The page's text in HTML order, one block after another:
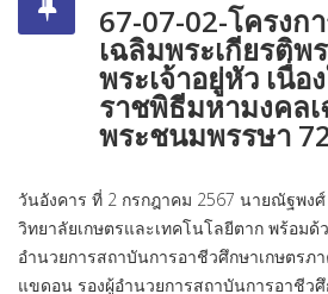
67-07-02-โครงก
เฉลิมพระเกียรติพ
พระเจ้าอยู่หัว เนื่อ
ราชพิธีมหามงคล
พระชนมพรรษา
วันอังคาร ที่ 2 กรกฎาคม 2567 นายณัฐพง
วิทยาลัยเกษตรและเทคโนโลยีตาก พร้อมด้
อำนวยการสถาบันการอาชีวศึกษาเกษตรภ
แขดอน รองผู้อำนวยการสถาบันการอาชีว